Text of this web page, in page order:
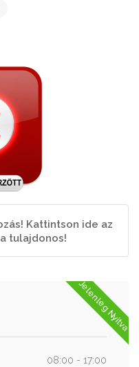
Kattintson ide az
tulajdonos!
Jelenleg Nyitva
08:00 - 17:00